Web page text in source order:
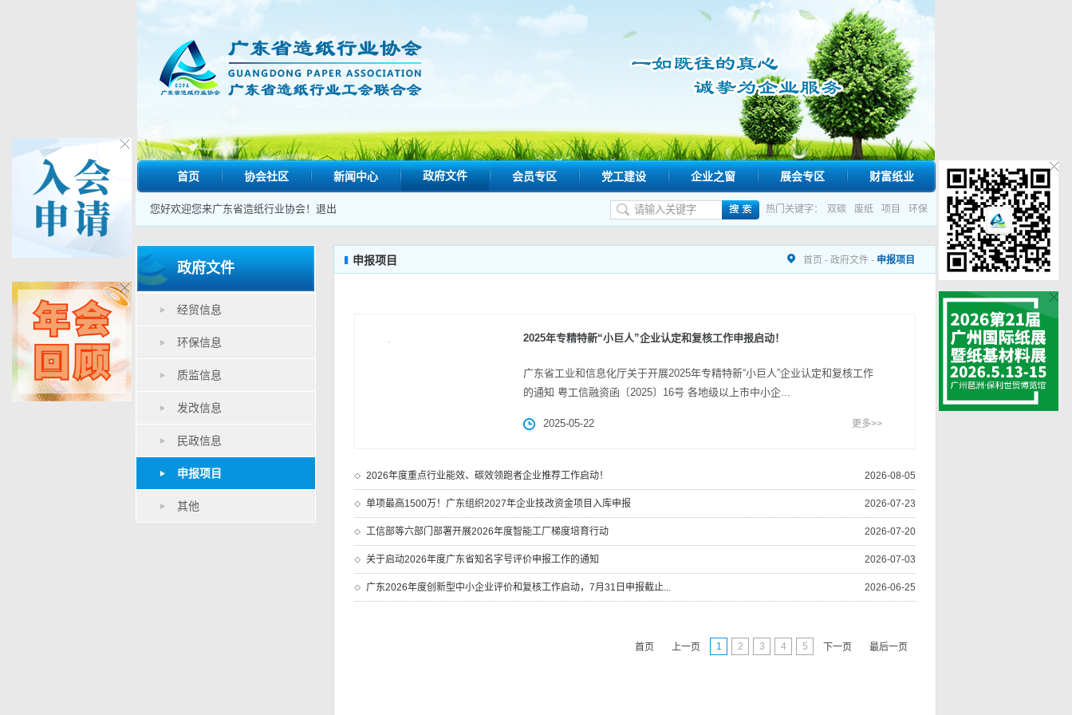
首页 协会社区 新闻中心 政府文件 会员专区 党工建设 企业之窗 展会专区 财富纸业
您好欢迎您来广东省造纸行业协会！ 退出 热门关键字： 双碳 废纸 项目 环保
政府文件
经贸信息
环保信息
质监信息
发改信息
民政信息
申报项目
其他
申报项目 首页 - 政府文件 - 申报项目
2025年专精特新“小巨人”企业认定和复核工作申报启动！
广东省工业和信息化厅关于开展2025年专精特新“小巨人”企业认定和复核工作
的通知 粤工信融资函〔2025〕16号 各地级以上市中小企...
2025-05-22 更多>>
2026年度重点行业能效、碳效领跑者企业推荐工作启动！ 2026-08-05
单项最高1500万！广东组织2027年企业技改资金项目入库申报 2026-07-23
工信部等六部门部署开展2026年度智能工厂梯度培育行动 2026-07-20
关于启动2026年度广东省知名字号评价申报工作的通知 2026-07-03
广东2026年度创新型中小企业评价和复核工作启动，7月31日申报截止... 2026-06-25
首页 上一页 1 2 3 4 5 下一页 最后一页